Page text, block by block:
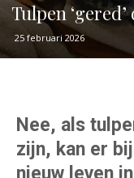
Tulpen
25 februari 2026
Nee, als
zijn, kan er
nieuw leven